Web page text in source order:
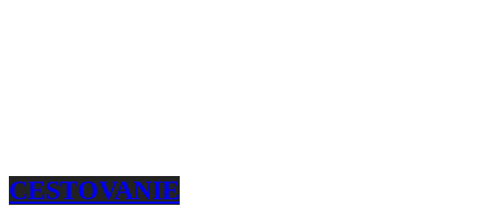
CESTOVANIE